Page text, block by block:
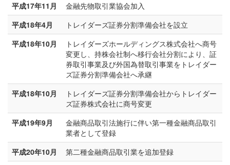
平成17年11月
金融先物取引業協会加入
平成18年4月
トレイダーズ証券分割準備会社を設立
平成18年10月
トレイダーズホールディングス株式会社へ商号
変更し、持株会社制へ移行会社分割により、証
券取引事業及び外国為替取引事業をトレイダー
ズ証券分割準備会社へ承継
平成18年10月
トレイダーズ証券分割準備会社からトレイダー
ズ証券株式会社に商号変更
平成19年9月
金融商品取引法施行に伴い第一種金融商品取引
業者として登録
平成20年10月
第二種金融商品取引業を追加登録